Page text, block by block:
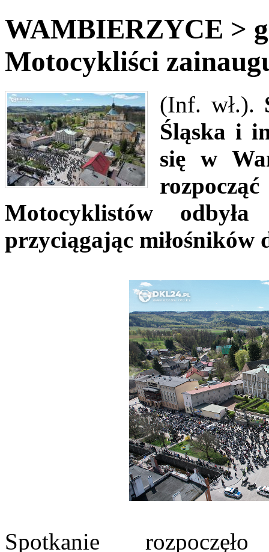
WAMBIERZYCE >
Motocykliści
(Inf. wł.).
Śląska i
się w
Motocyklistów
przyciągając miłośników
Spotkanie